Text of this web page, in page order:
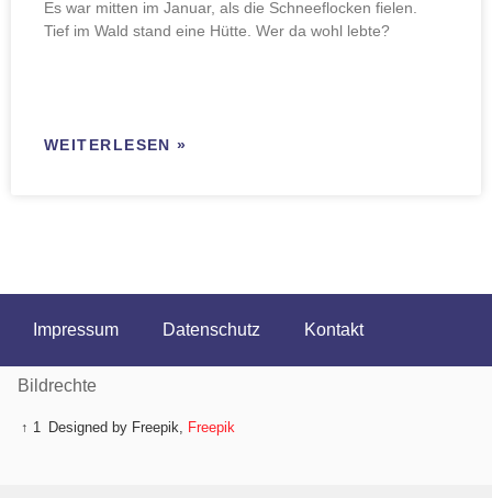
Es war mitten im Januar, als die Schneeflocken fielen.
Tief im Wald stand eine Hütte. Wer da wohl lebte?
WEITERLESEN »
Impressum Datenschutz Kontakt
Bildrechte
↑ 1 Designed by Freepik, Freepik